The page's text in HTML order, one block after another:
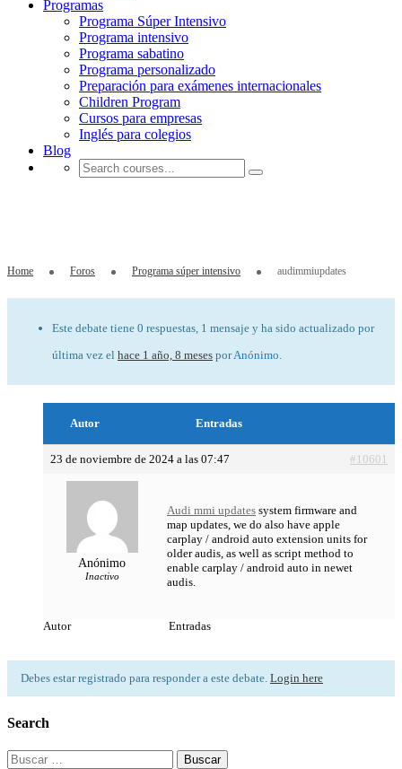
Programas
Programa Súper Intensivo
Programa intensivo
Programa sabatino
Programa personalizado
Preparación para exámenes internacionales
Children Program
Cursos para empresas
Inglés para colegios
Blog
Home Foros Programa súper intensivo audimmiupdates
Este debate tiene 0 respuestas, 1 mensaje y ha sido actualizado por
última vez el hace 1 año, 8 meses porAnónimo
Autor Entradas
23 de noviembre de 2024 a las 07:47 #10601
Anónimo
Inactivo
Audi mmi updates system firmware and
map updates, we do also have apple
carplay / android auto extension units for
older audis, as well as script method to
enable carplay / android auto in newet
audis.
Autor Entradas
Debes estar registrado para responder a este debate. Login here
Search
Buscar: